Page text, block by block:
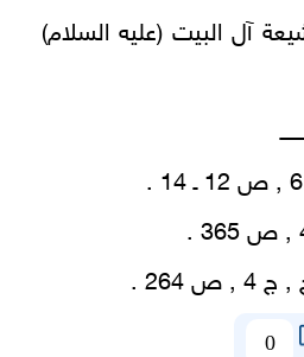
آل البيت (عليه السلام)
0